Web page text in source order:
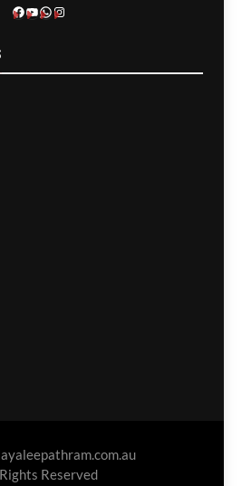
Facebook
YouTube
WhatsApp
Instagram
Reserved